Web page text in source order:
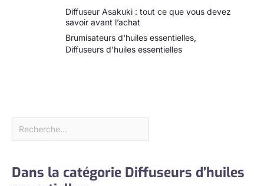
Diffuseur Asakuki : tout ce que vous devez
savoir avant l’achat
Brumisateurs d'huiles essentielles,
Diffuseurs d'huiles essentielles
Dans la catégorie Diffuseurs d’huiles